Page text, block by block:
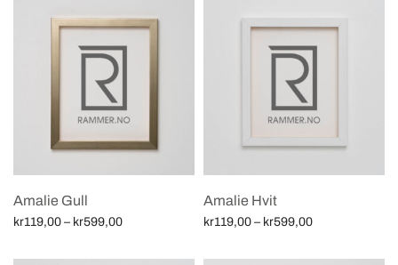
Amalie Gull
kr119,00 – kr599,00Price
kr119,00
Amalie Hvit
kr119,00 – kr599,00Price
kr119,00